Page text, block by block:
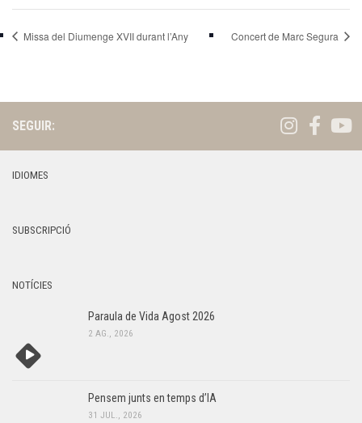
Missa del Diumenge XVII durant l’Any Concert de Marc Segura
SEGUIR:
IDIOMES
SUBSCRIPCIÓ
NOTÍCIES
Paraula de Vida Agost 2026
2 AG., 2026
Pensem junts en temps d’IA
31 JUL., 2026